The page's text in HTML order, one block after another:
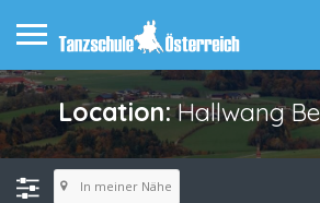
Location:Hallwang
In meiner Nähe